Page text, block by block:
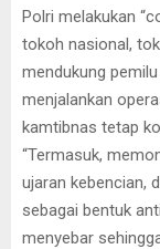
Polri melakukan
tokoh nasional,
mendukung
menjalankan
kamtibnas tetap
“Termasuk,
ujaran kebencian,
sebagai bentuk
menyebar